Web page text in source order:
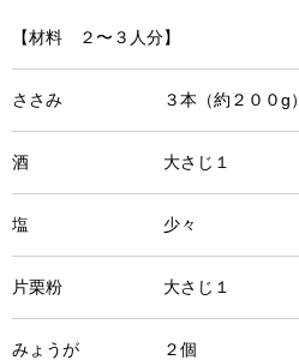
【材料 ２〜３人分】
ささみ ３本（約２００g）
酒 大さじ１
塩 少々
片栗粉 大さじ１
みょうが ２個